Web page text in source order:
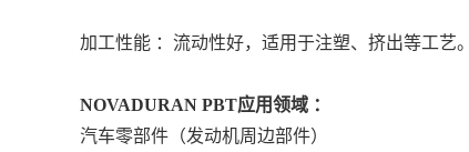
加工性能 ：流动性好，适用于注塑、挤出等工艺。
NOVADURAN PBT应用领域 ：
汽车零部件（发动机周边部件）